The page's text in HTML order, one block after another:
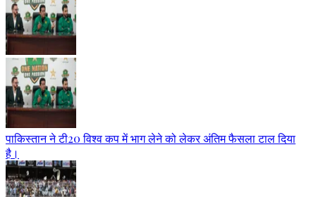
पाकिस्तान ने टी20 विश्व कप में भाग लेने को लेकर अंतिम फैसला टाल दिया
है।